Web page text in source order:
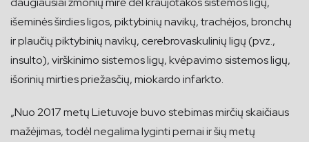
išeminės širdies ligos, piktybinių navikų, trachėjos, bronchų
ir plaučių piktybinių navikų, cerebrovaskulinių ligų (pvz.,
insulto), virškinimo sistemos ligų, kvėpavimo sistemos ligų,
išorinių mirties priežasčių, miokardo infarkto.
„Nuo 2017 metų Lietuvoje buvo stebimas mirčių skaičiaus
mažėjimas, todėl negalima lyginti pernai ir šių metų